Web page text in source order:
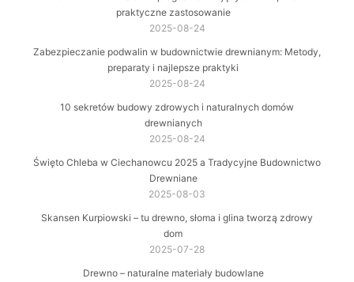
praktyczne zastosowanie
2025-08-24
Zabezpieczanie podwalin w budownictwie drewnianym: Metody,
preparaty i najlepsze praktyki
2025-08-24
10 sekretów budowy zdrowych i naturalnych domów
drewnianych
2025-08-24
Święto Chleba w Ciechanowcu 2025 a Tradycyjne Budownictwo
Drewniane
2025-08-03
Skansen Kurpiowski – tu drewno, słoma i glina tworzą zdrowy
dom
2025-07-28
Drewno – naturalne materiały budowlane